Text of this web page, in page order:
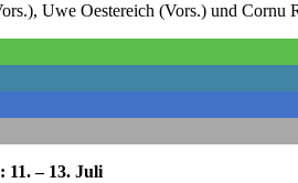
Uwe Oestereich (Vors.) und Cornu
11. – 13. Juli